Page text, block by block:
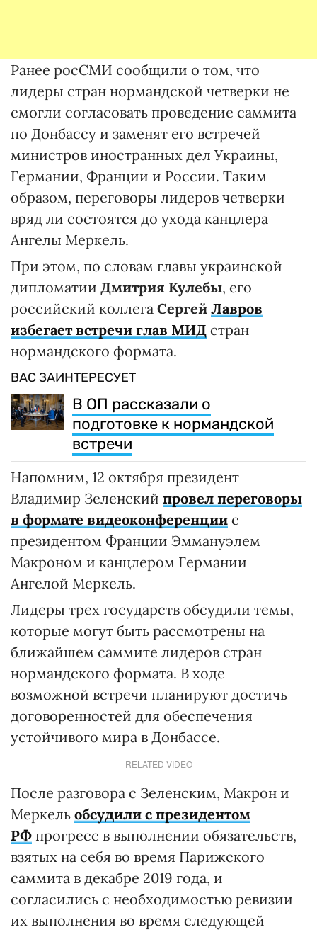
Ранее росСМИ сообщили о том, что
лидеры стран нормандской четверки не
смогли согласовать проведение саммита
по Донбассу и заменят его встречей
министров иностранных дел Украины,
Германии, Франции и России. Таким
образом, переговоры лидеров четверки
вряд ли состоятся до ухода канцлера
Ангелы Меркель.
При этом, по словам главы украинской
дипломатии Дмитрия Кулебы, его
российский коллега Сергей Лавров
избегает встречи глав МИД стран
нормандского формата.
ВАС ЗАИНТЕРЕСУЕТ
В ОП рассказали о
подготовке к нормандской
встречи
Напомним, 12 октября президент
Владимир Зеленский провел переговоры
в формате видеоконференции с
президентом Франции Эммануэлем
Макроном и канцлером Германии
Ангелой Меркель.
Лидеры трех государств обсудили темы,
которые могут быть рассмотрены на
ближайшем саммите лидеров стран
нормандского формата. В ходе
возможной встречи планируют достичь
договоренностей для обеспечения
устойчивого мира в Донбассе.
RELATED VIDEO
После разговора с Зеленским, Макрон и
Меркель обсудили с президентом
РФ прогресс в выполнении обязательств,
взятых на себя во время Парижского
саммита в декабре 2019 года, и
согласились с необходимостью ревизии
их выполнения во время следующей